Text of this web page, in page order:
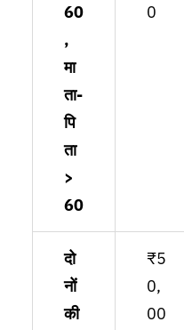
60
,
मा
ता-
पि
ता
>
60
0
दो
नों
की
₹5
0,
00